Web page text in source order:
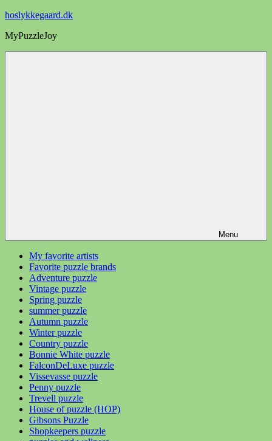
Videre
indhold
hoslykkegaard.dk
MyPuzzleJoy
Menu
My favorite artists
Favorite puzzle brands
Adventure puzzle
Vintage puzzle
Spring puzzle
summer puzzle
Autumn puzzle
Winter puzzle
Country puzzle
Bonnie White puzzle
FalconDeLuxe puzzle
Vissevasse puzzle
Penny puzzle
Trevell puzzle
House of puzzle (HOP)
Gibsons Puzzle
Shopkeepers puzzle